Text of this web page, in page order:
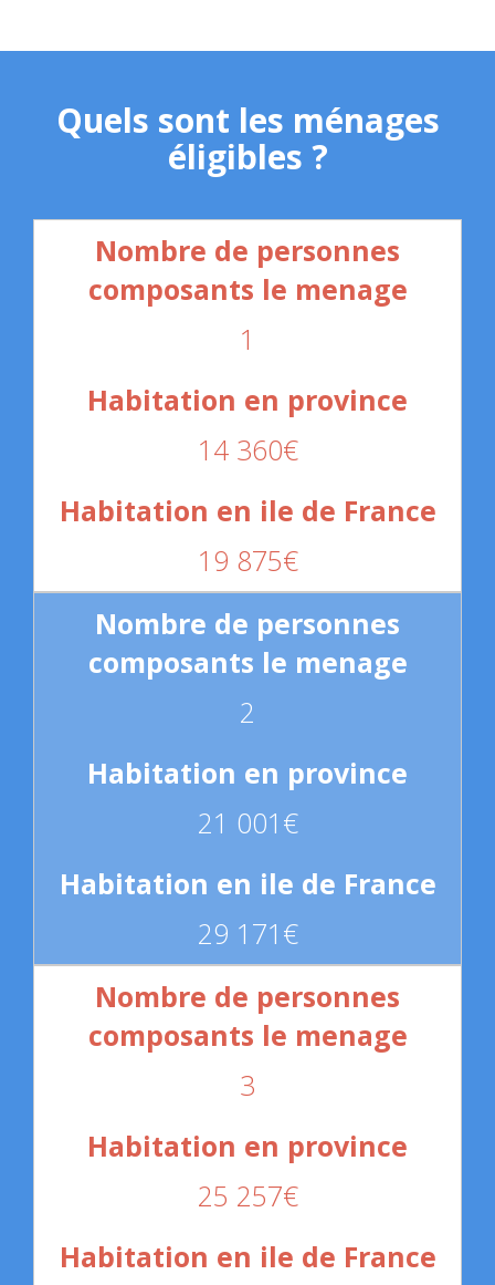
Quels sont les ménages
éligibles ?
1
14 360€
19 875€
2
21 001€
29 171€
3
25 257€